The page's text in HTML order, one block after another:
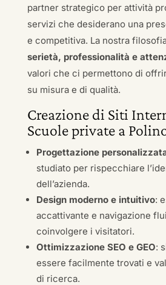
partner strategico per attività
servizi che desiderano una
e competitiva. La nostra
serietà, professionalità e
valori che ci permettono di
su misura e di qualità.
Creazione di Siti
Scuole private a
Progettazione
studiato per rispecchiare
dell’azienda.
Design moderno e intuitivo:
accattivante e navigazione
coinvolgere i visitatori.
Ottimizzazione SEO e GEO:
essere facilmente trovati e
di ricerca.